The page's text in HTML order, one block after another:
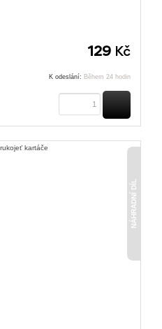
129 Kč
K odeslání: Během 24 hodin
NÁHRADNÍ DÍL